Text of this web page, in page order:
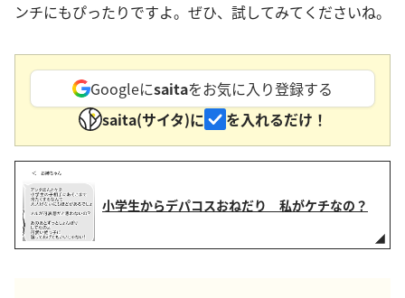
ンチにもぴったりですよ。ぜひ、試してみてくださいね。
Googleにsaitaをお気に入り登録する
saita(サイタ)に
を入れるだけ！
小学生からデパコスおねだり 私がケチなの？